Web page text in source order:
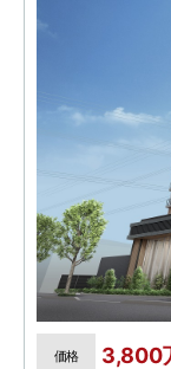
価格 3,800